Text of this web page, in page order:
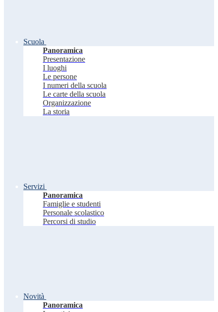
Scuola
Panoramica
Presentazione
I luoghi
Le persone
I numeri della scuola
Le carte della scuola
Organizzazione
La storia
Servizi
Panoramica
Famiglie e studenti
Personale scolastico
Percorsi di studio
Novità
Panoramica